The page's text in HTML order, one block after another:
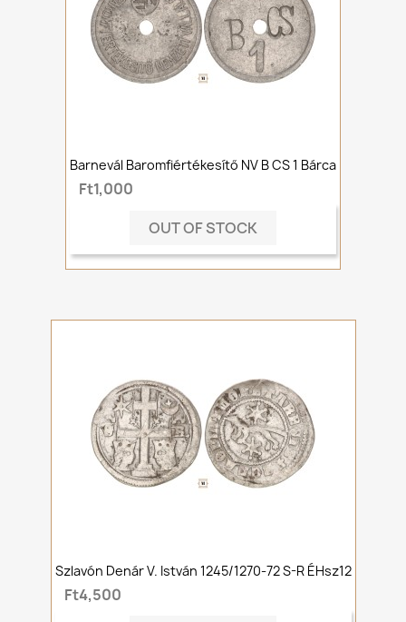
Barnevál Baromfiértékesítő NV B CS 1 Bárca
Ft1,000
OUT OF STOCK
Szlavón Denár V. István 1245/1270-72 S-R ÉHsz12
Ft4,500